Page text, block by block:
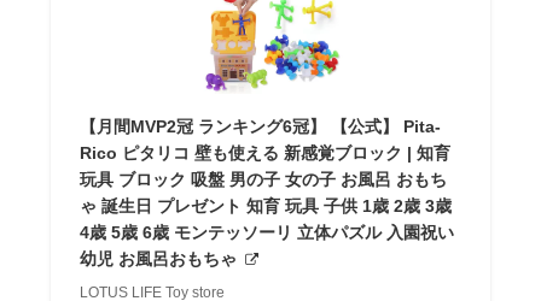
【月間MVP2冠 ランキング6冠】 【公式】 Pita-
Rico ピタリコ 壁も使える 新感覚ブロック | 知育
玩具 ブロック 吸盤 男の子 女の子 お風呂 おもち
ゃ 誕生日 プレゼント 知育 玩具 子供 1歳 2歳 3歳
4歳 5歳 6歳 モンテッソーリ 立体パズル 入園祝い
幼児 お風呂おもちゃ
LOTUS LIFE Toy store